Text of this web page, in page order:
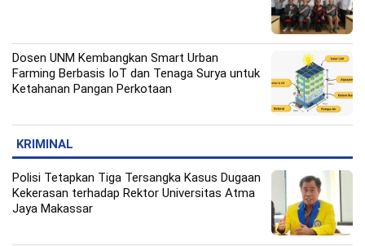
Dosen UNM Kembangkan Smart Urban
Farming Berbasis IoT dan Tenaga Surya untuk
Ketahanan Pangan Perkotaan
KRIMINAL
Polisi Tetapkan Tiga Tersangka Kasus Dugaan
Kekerasan terhadap Rektor Universitas Atma
Jaya Makassar